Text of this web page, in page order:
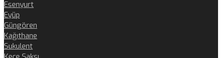
Esenyurt
Eyüp
Güngören
Kağıthane
Sukulent